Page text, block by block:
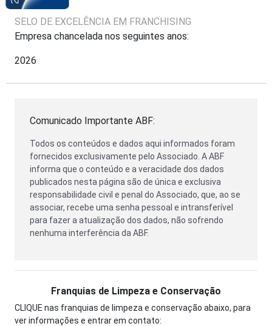
SELO DE EXCELÊNCIA EM FRANCHISING
Empresa chancelada nos seguintes anos:
2026
Comunicado Importante ABF:
Todos os conteúdos e dados aqui informados foram
fornecidos exclusivamente pelo Associado. A ABF
informa que o conteúdo e a veracidade dos dados
publicados nesta página são de única e exclusiva
responsabilidade civil e penal do Associado, que, ao se
associar, recebe uma senha pessoal e intransferível
para fazer a atualização dos dados, não sofrendo
nenhuma interferência da ABF.
Franquias de Limpeza e Conservação
CLIQUE nas franquias de limpeza e conservação abaixo, para
ver informações e entrar em contato: